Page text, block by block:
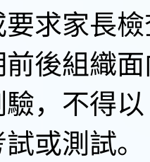
求家長
後組織
，不得
或測試。